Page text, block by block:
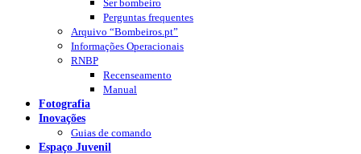
Ser bombeiro
Perguntas frequentes
Arquivo “Bombeiros.pt”
Informações Operacionais
RNBP
Recenseamento
Manual
Fotografia
Inovações
Guias de comando
Espaço Juvenil